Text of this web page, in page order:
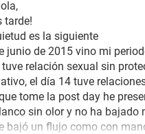
tarde!
es la siguiente
junio de 2015 vino mi
tuve relación sexual sin
el día 14 tuve
tome la post day he
sin olor y no ha bajado
bajó un flujo como con